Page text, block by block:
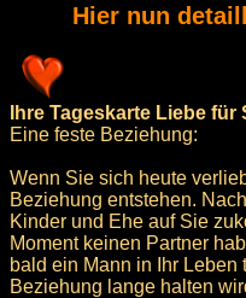
Hier nun
Ihre Tageskarte Liebe
Eine feste Beziehung:
Wenn Sie sich heute
Beziehung entstehen.
Kinder und Ehe auf Sie
Moment keinen Partner
bald ein Mann in Ihr
Beziehung lange halten